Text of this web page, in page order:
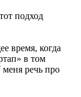
подход
время, когда
в том
меня речь про